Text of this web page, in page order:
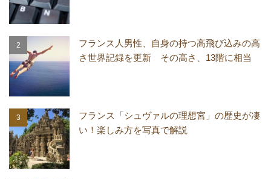
フランス人男性、自身の持つ高飛び込みの高
さ世界記録を更新 その高さ、13階に相当
フランス「シュヴァルの理想宮」の歴史が凄
い！楽しみ方を写真で解説